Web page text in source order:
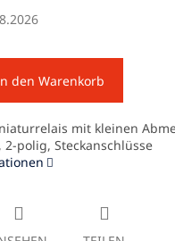
den Warenkorb
mit kleinen
polig, Steckanschlüsse